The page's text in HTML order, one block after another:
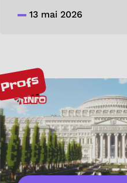
13 mai 2026
Profs